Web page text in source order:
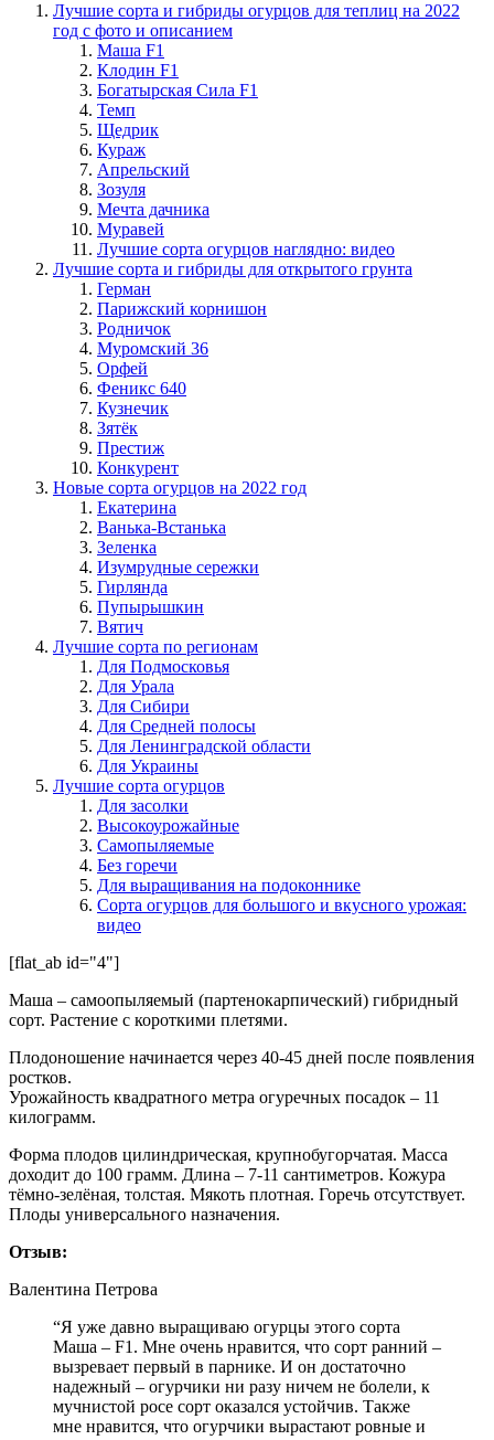
Лучшие сорта и гибриды огурцов для теплиц на 2022
год с фото и описанием
Маша F1
Клодин F1
Богатырская Сила F1
Темп
Щедрик
Кураж
Апрельский
Зозуля
Мечта дачника
Муравей
Лучшие сорта огурцов наглядно: видео
Лучшие сорта и гибриды для открытого грунта
Герман
Парижский корнишон
Родничок
Муромский 36
Орфей
Феникс 640
Кузнечик
Зятёк
Престиж
Конкурент
Новые сорта огурцов на 2022 год
Екатерина
Ванька-Встанька
Зеленка
Изумрудные сережки
Гирлянда
Пупырышкин
Вятич
Лучшие сорта по регионам
Для Подмосковья
Для Урала
Для Сибири
Для Средней полосы
Для Ленинградской области
Для Украины
Лучшие сорта огурцов
Для засолки
Высокоурожайные
Самопыляемые
Без горечи
Для выращивания на подоконнике
Сорта огурцов для большого и вкусного урожая:
видео
[flat_ab id="4"]
Маша – самоопыляемый (партенокарпический) гибридный
сорт. Растение с короткими плетями.
Плодоношение начинается через 40-45 дней после появления
ростков.
Урожайность квадратного метра огуречных посадок – 11
килограмм.
Форма плодов цилиндрическая, крупнобугорчатая. Масса
доходит до 100 грамм. Длина – 7-11 сантиметров. Кожура
тёмно-зелёная, толстая. Мякоть плотная. Горечь отсутствует.
Плоды универсального назначения.
Отзыв:
Валентина Петрова
“Я уже давно выращиваю огурцы этого сорта
Маша – F1. Мне очень нравится, что сорт ранний –
вызревает первый в парнике. И он достаточно
надежный – огурчики ни разу ничем не болели, к
мучнистой росе сорт оказался устойчив. Также
мне нравится, что огурчики вырастают ровные и